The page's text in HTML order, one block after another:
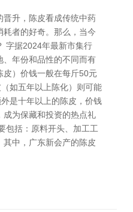
升，陈皮看成传统中药
者的好奇。那么，当今
字据2024年最新市集行
年份和品性的不同而有
皮）价钱一般在每斤50元
如五年以上陈化）则可能
是十年以上的陈皮，价钱
为保藏和投资的热点礼
包括：原料开头、加工工
中，广东新会产的陈皮